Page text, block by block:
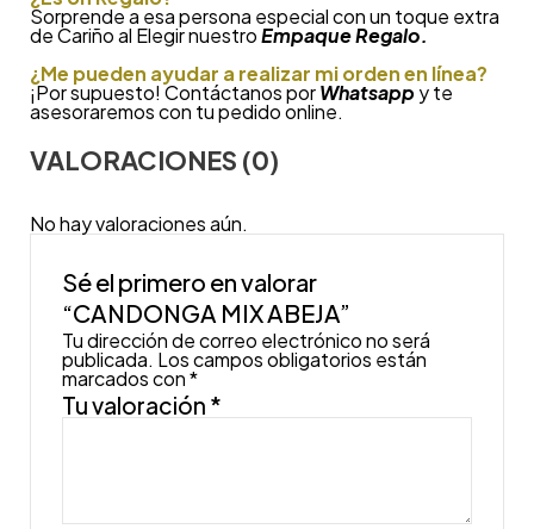
Sorprende a esa persona especial con un toque extra
de Cariño al Elegir nuestroEmpaque Regalo.
¿Me pueden ayudar a realizar mi orden en línea?
¡Por supuesto! Contáctanos porWhatsapp y te
asesoraremos con tu pedido online.
VALORACIONES (0)
No hay valoraciones aún.
Sé el primero en valorar
“CANDONGA MIX ABEJA”
Tu dirección de correo electrónico no será
publicada. Los campos obligatorios están
marcados con*
Tu valoración *